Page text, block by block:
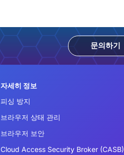
문의하기
자세히 정보
피싱 방지
브라우저 상태 관리
브라우저 보안
Cloud Access Security Broker (CASB)